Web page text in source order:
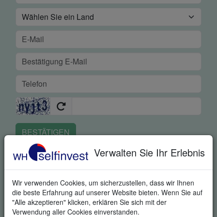
Verwalten Sie Ihr Erlebnis
Wir verwenden Cookies, um sicherzustellen, dass wir Ihnen
die beste Erfahrung auf unserer Website bieten. Wenn Sie auf
"Alle akzeptieren" klicken, erklären Sie sich mit der
Verwendung aller Cookies einverstanden.
BESTÄTIGEN
Um unseren legendären Service zu garantieren, ist es uns
Telefonnummer stimmen Sie zu, dass ein fachkundiger
Mitarbeiter Sie kontaktiert, um zu fragen, wie Sie mit der
Plattform zurecht kamen und um Ihnen bei der Einarbeitung
behilflich zu sein. Durch die Anfrage dieses Produktes stimmen